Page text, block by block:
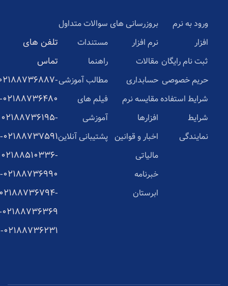
ورود به نرم
افزار
ثبت نام رایگان
حریم خصوصی
شرایط استفاده
شرایط
نمایندگی
بروزرسانی های
نرم افزار
مقالات
حسابداری
مقایسه نرم
افزارها
اخبار و قوانین
مالیاتی
خبرنامه
ابرستان
سوالات متداول
مستندات
راهنما
مطالب آموزشی
فیلم های
آموزشی
پشتیبانی آنلاین
تلفن های
تماس
02188736887-
02188736480-
02188736195-
02188737591-
02188510336-
02188736990-
02188736794-
02188736369-
02188736231-